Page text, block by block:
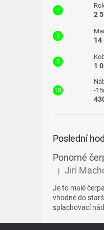
2
14
1
-
Poslední
Ponorné
Hodnocení
| Jiri
Je to malé
vhodné do
splachovací